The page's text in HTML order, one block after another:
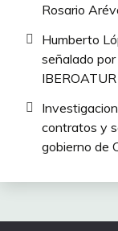
Rosario
Humberto
señalado
IBEROATUR
contratos y
gobierno de